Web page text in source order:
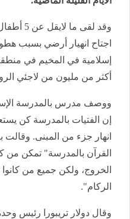
وقد لقى
اجتاح انهيار أرضي بسبب
إسلامية في المخيم في
أكثر من مليون من لاجئي
ووصف مدرس بالمدرسة
إن الفتيات بالمدرسة كن
انهار جزء من المبنى.
القرآن بالمدرسة" تمكن من
الخروج، ولكن جميع من
الركام".
وقال دولار تريبورا رئيس